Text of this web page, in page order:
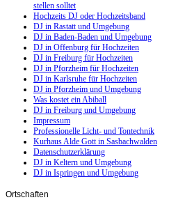
stellen solltet
Hochzeits DJ oder Hochzeitsband
DJ in Rastatt und Umgebung
DJ in Baden-Baden und Umgebung
DJ in Offenburg für Hochzeiten
DJ in Freiburg für Hochzeiten
DJ in Pforzheim für Hochzeiten
DJ in Karlsruhe für Hochzeiten
DJ in Pforzheim und Umgebung
Was kostet ein Abiball
DJ in Freiburg und Umgebung
Impressum
Professionelle Licht- und Tontechnik
Kurhaus Alde Gott in Sasbachwalden
Datenschutzerklärung
DJ in Keltern und Umgebung
DJ in Ispringen und Umgebung
Ortschaften